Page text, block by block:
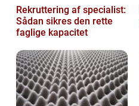
Rekruttering af specialist:
Sådan sikres den rette
faglige kapacitet